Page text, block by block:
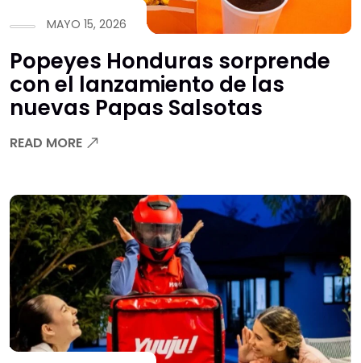
MAYO 15, 2026
Popeyes Honduras sorprende
con el lanzamiento de las
nuevas Papas Salsotas
READ MORE